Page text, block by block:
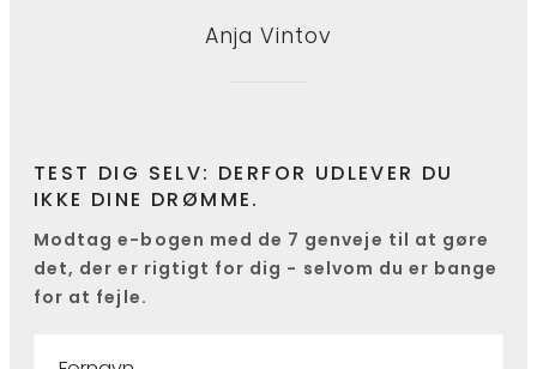
Anja Vintov
TEST DIG SELV: DERFOR UDLEVER DU
IKKE DINE DRØMME.
Modtag e-bogen med de 7 genveje til at gøre
det, der er rigtigt for dig - selvom du er bange
for at fejle.